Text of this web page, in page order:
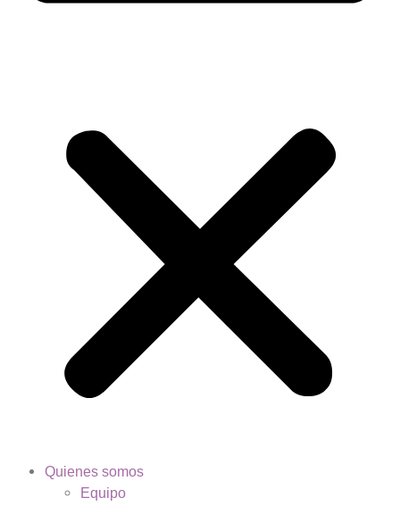
Quienes somos
Equipo